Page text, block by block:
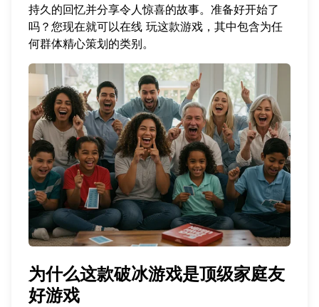
持久的回忆并分享令人惊喜的故事。准备好开始了
吗？您现在就可以在线 玩这款游戏 ，其中包含为任
何群体精心策划的类别。
为什么这款破冰游戏是顶级家庭友
好游戏